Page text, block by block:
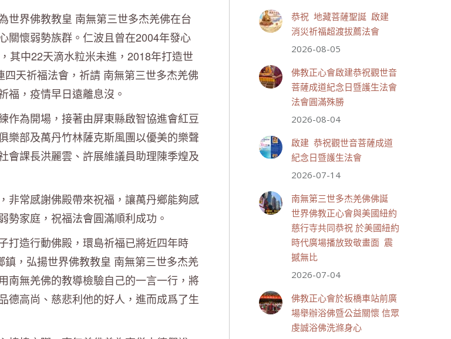
世界佛教教皇 南無第三世多杰羌佛在台
關懷弱勢族群。仁波且曾在2004年發心
其中22天滴水粒米未進，2018年打造世
天祈福法會，祈請 南無第三世多杰羌佛
福，疫情早日遠離息沒。
作為開場，接著由屏東縣啟智協進會紅豆
樂部及萬丹竹林薩克斯風團以優美的樂聲
會課長洪麗雲、許展維議員助理陳季煌及
非常感謝佛殿帶來祝福，讓萬丹鄉能夠感
勢家庭，祝福法會圓滿順利成功。
打造行動佛殿，環島祈福已將近四年時
，弘揚世界佛教教皇 南無第三世多杰羌
南無羌佛的教導檢驗自己的一言一行，將
德高尚、慈悲利他的好人，進而成爲了生
文殊院、財神會館、桃園金龜
山三寶殿將在8月1日(星期六)於
金龜山三寶殿聯合啟建「恭祝...
觀看更多
111 33 則留言
分享
世界佛教正心會
週日（7/19）將於世界佛教正
心會金龜山三寶殿... 觀看更多
分享
恭祝 地藏菩薩聖誕 啟建
消災祈福超渡拔薦法會
2026-08-05
佛教正心會啟建恭祝觀世音
菩薩成道紀念日暨護生法會
法會圓滿殊勝
2026-08-04
啟建 恭祝觀世音菩薩成道
紀念日暨護生法會
2026-07-14
南無第三世多杰羌佛佛誕
世界佛教正心會與美國紐約
慈行寺共同恭祝 於美國紐約
時代廣場播放致敬畫面 震
撼無比
2026-07-04
佛教正心會於板橋車站前廣
場舉辦浴佛暨公益關懷 信眾
虔誠浴佛洗滌身心